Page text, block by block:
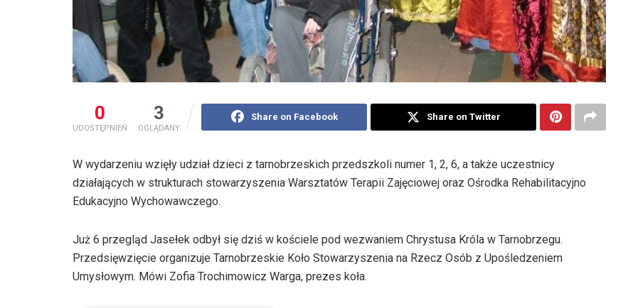
0
UDOSTĘPNIEŃ
3
OGLĄDANY
Share on Facebook Share on Twitter
W wydarzeniu wzięły udział dzieci z tarnobrzeskich przedszkoli numer 1, 2, 6, a także uczestnicy
działających w strukturach stowarzyszenia Warsztatów Terapii Zajęciowej oraz Ośrodka Rehabilitacyjno
Edukacyjno Wychowawczego.
Już 6 przegląd Jasełek odbył się dziś w kościele pod wezwaniem Chrystusa Króla w Tarnobrzegu.
Przedsięwzięcie organizuje Tarnobrzeskie Koło Stowarzyszenia na Rzecz Osób z Upośledzeniem
Umysłowym. Mówi Zofia Trochimowicz Warga, prezes koła.